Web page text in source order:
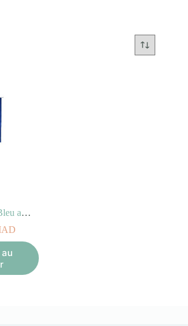
Théâtre tissu Bleu avec Barre télescopique de fixation